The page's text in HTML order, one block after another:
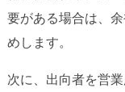
要がある場合は、
めします。
次に、出向者を営